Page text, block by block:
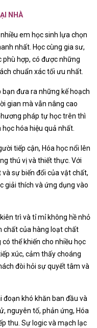
NHÀ
em học sinh lựa chọn
nhất. Học cùng gia sư,
phù hợp, có được những
chuẩn xác tối ưu nhất.
bạn đưa ra những kế hoạch
gian mà vẫn nâng cao
pháp tự học trên thì
hóa hiệu quả nhất.
tiếp cận, Hóa học nổi lên
thú vị và thiết thực. Với
sự biến đổi của vật chất,
giải thích và ứng dụng vào
trì và tỉ mỉ không hề nhỏ
chất của hàng loạt chất
thể khiến cho nhiều học
xúc, cảm thấy choáng
đòi hỏi sự quyết tâm và
khó khăn ban đầu và
nguyên tố, phản ứng, Hóa
thu. Sự logic và mạch lạc